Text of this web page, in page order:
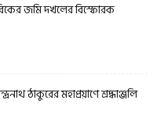
জমি দখলের বিস্ফোরক
ঠাকুরের মহাপ্রয়াণে শ্রদ্ধাঞ্জলি